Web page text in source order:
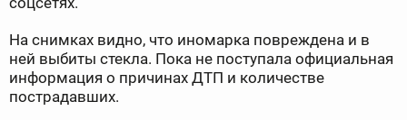
На снимках видно, что иномарка повреждена и в
ней выбиты стекла. Пока не поступала официальная
информация о причинах ДТП и количестве
пострадавших.